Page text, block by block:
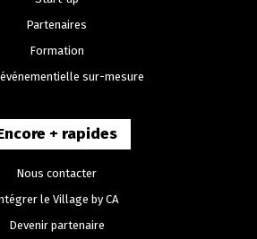
Partenaires
Formation
sur-mesure
+ rapides
Nous contacter
le Village by CA
Devenir partenaire